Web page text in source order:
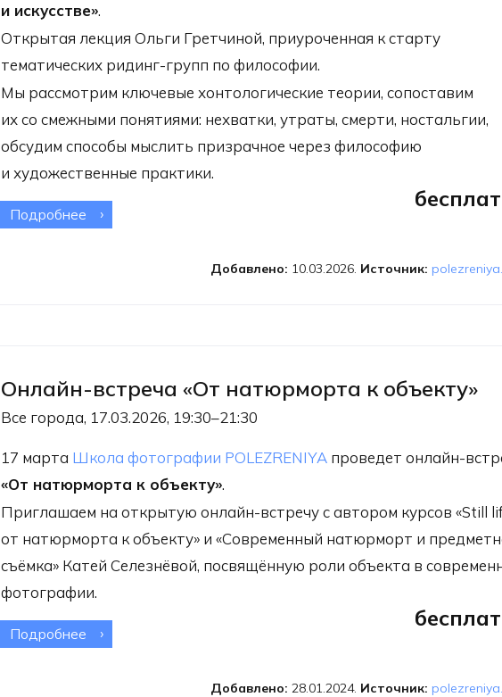
и искусстве».
Открытая лекция Ольги Гретчиной, приуроченная к старту
тематических ридинг-групп по философии.
Мы рассмотрим ключевые хонтологические теории, сопоставим
их со смежными понятиями: нехватки, утраты, смерти, ностальгии,
обсудим способы мыслить призрачное через философию
и художественные практики.
Подробнее о Онлайн-лекция
призраки в философииДобавлено: 10.03.2026. Источник:
Онлайн-встреча «От натюрморта к объекту»
Все города, 17.03.2026, 19:30–21:30
17 марта Школа фотографии POLEZRENIYA проведет онлайн-
«От натюрморта к объекту».
Приглашаем на открытую онлайн-встречу с автором курсов «Still
от натюрморта к объекту» и «Современный натюрморт и
съёмка» Катей Селезнёвой, посвящённую роли объекта в
фотографии.
Подробнее о Онлайн-встреча
Добавлено: 28.01.2024. Источник: